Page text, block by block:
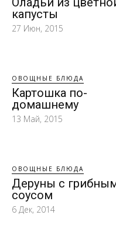
капусты
27 Июн, 2015
ОВОЩНЫЕ БЛЮДА
Картошка по-
домашнему
13 Май, 2015
ОВОЩНЫЕ БЛЮДА
Деруны с
соусом
6 Дек, 2014